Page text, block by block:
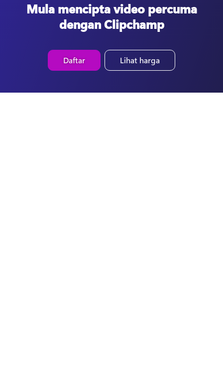
Mula mencipta video percuma
dengan Clipchamp
Daftar Lihat harga